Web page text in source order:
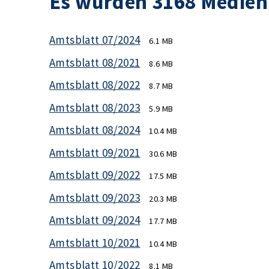
Amtsblatt 07/2024 6.1 MB
Amtsblatt 08/2021 8.6 MB
Amtsblatt 08/2022 8.7 MB
Amtsblatt 08/2023 5.9 MB
Amtsblatt 08/2024 10.4 MB
Amtsblatt 09/2021 30.6 MB
Amtsblatt 09/2022 17.5 MB
Amtsblatt 09/2023 20.3 MB
Amtsblatt 09/2024 17.7 MB
Amtsblatt 10/2021 10.4 MB
Amtsblatt 10/2022 8.1 MB